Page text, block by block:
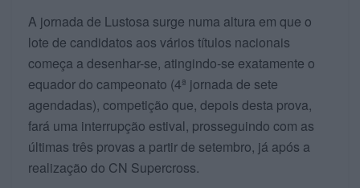
A jornada de Lustosa surge numa altura em que o
lote de candidatos aos vários títulos nacionais
começa a desenhar-se, atingindo-se exatamente o
equador do campeonato (4ª jornada de sete
agendadas), competição que, depois desta prova,
fará uma interrupção estival, prosseguindo com as
últimas três provas a partir de setembro, já após a
realização do CN Supercross.